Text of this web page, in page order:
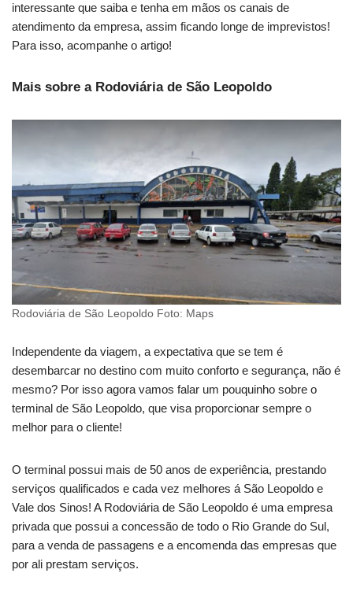
interessante que saiba e tenha em mãos os canais de
atendimento da empresa, assim ficando longe de imprevistos!
Para isso, acompanhe o artigo!
Mais sobre a Rodoviária de São Leopoldo
Rodoviária de São Leopoldo Foto: Maps
Independente da viagem, a expectativa que se tem é
desembarcar no destino com muito conforto e segurança, não é
mesmo? Por isso agora vamos falar um pouquinho sobre o
terminal de São Leopoldo, que visa proporcionar sempre o
melhor para o cliente!
O terminal possui mais de 50 anos de experiência, prestando
serviços qualificados e cada vez melhores á São Leopoldo e
Vale dos Sinos! A Rodoviária de São Leopoldo é uma empresa
privada que possui a concessão de todo o Rio Grande do Sul,
para a venda de passagens e a encomenda das empresas que
por ali prestam serviços.